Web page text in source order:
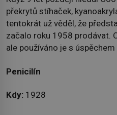
překrytů stíhaček,
tentokrát už věděl, že
začalo roku 1958 prodávat.
ale používáno je s
Penicilín
Kdy: 1928